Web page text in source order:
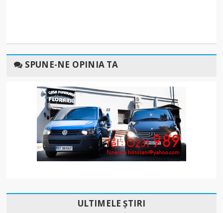
SPUNE-NE OPINIA TA
ULTIMELE ȘTIRI